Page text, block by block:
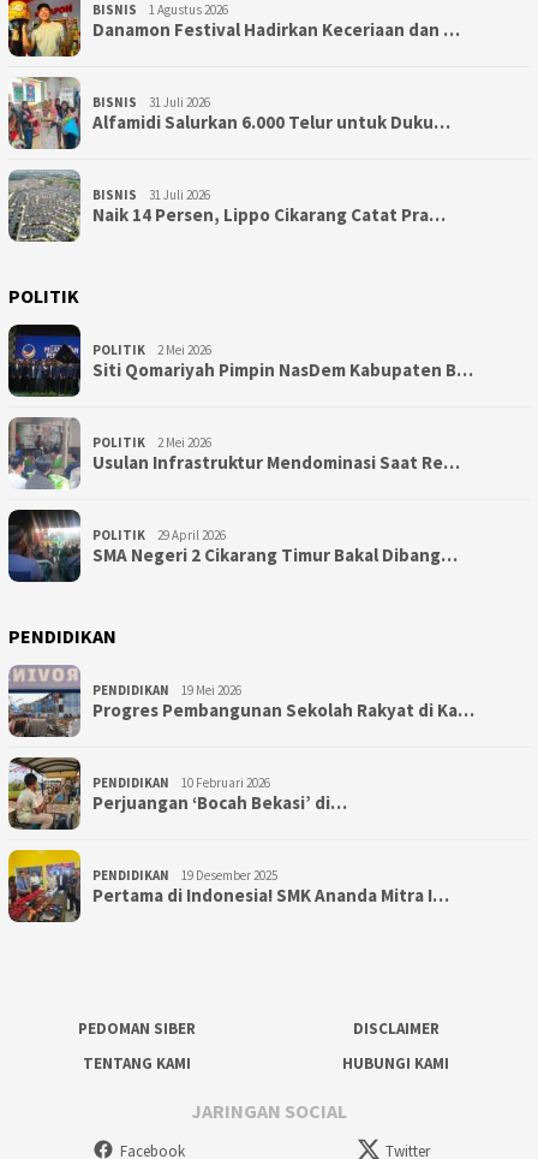
BISNIS 1 Agustus 2026
Danamon Festival Hadirkan Keceriaan dan …
BISNIS 31 Juli 2026
Alfamidi Salurkan 6.000 Telur untuk Duku…
BISNIS 31 Juli 2026
Naik 14 Persen, Lippo Cikarang Catat Pra…
POLITIK
POLITIK 2 Mei 2026
Siti Qomariyah Pimpin NasDem Kabupaten B…
POLITIK 2 Mei 2026
Usulan Infrastruktur Mendominasi Saat Re…
POLITIK 29 April 2026
SMA Negeri 2 Cikarang Timur Bakal Dibang…
PENDIDIKAN
PENDIDIKAN 19 Mei 2026
Progres Pembangunan Sekolah Rakyat di Ka…
PENDIDIKAN 10 Februari 2026
Perjuangan ‘Bocah Bekasi’ di…
PENDIDIKAN 19 Desember 2025
Pertama di Indonesia! SMK Ananda Mitra I…
PEDOMAN SIBER
DISCLAIMER
TENTANG KAMI
HUBUNGI KAMI
JARINGAN SOCIAL
Facebook Twitter